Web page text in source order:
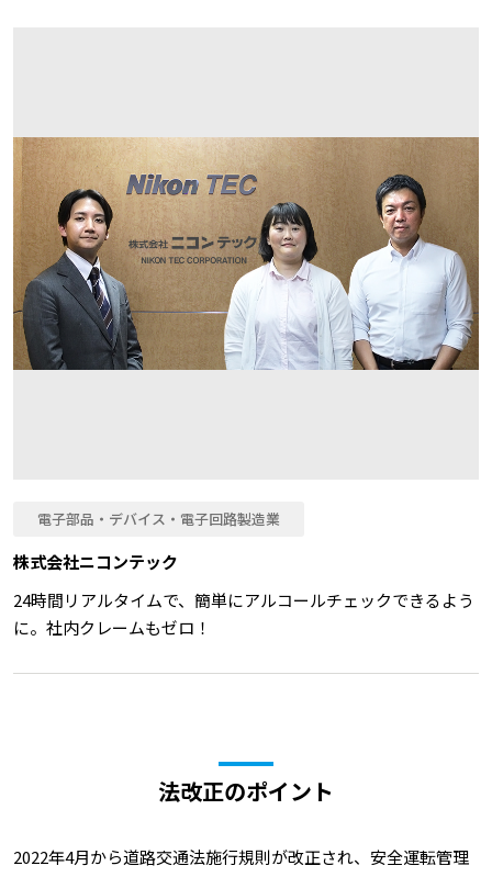
電子部品・デバイス・電子回路製造業
株式会社ニコンテック
24時間リアルタイムで、簡単にアルコールチェックできるよう
に。社内クレームもゼロ！
法改正のポイント
2022年4月から道路交通法施行規則が改正され、安全運転管理